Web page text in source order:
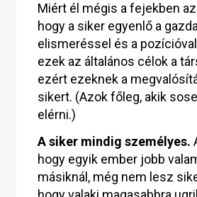
Miért él mégis a fejekben
hogy a siker egyenlő a
elismeréssel és a
ezek az általános célok a
ezért ezeknek a
sikert. (Azok főleg, akik
elérni.)
A siker mindig személyes.
hogy egyik ember jobb
másiknál, még nem lesz